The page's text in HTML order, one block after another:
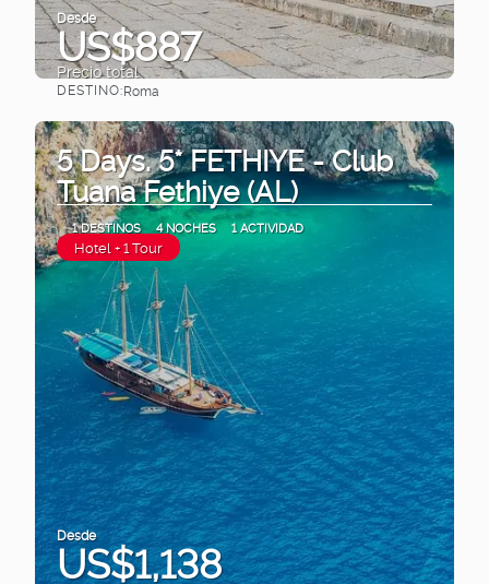
Desde
US$887
Precio total
DESTINO:Roma
5 Days. 5* FETHIYE - Club
Tuana Fethiye (AL)
1 DESTINOS 4 NOCHES 1 ACTIVIDAD
Hotel + 1 Tour
Desde
US$1,138